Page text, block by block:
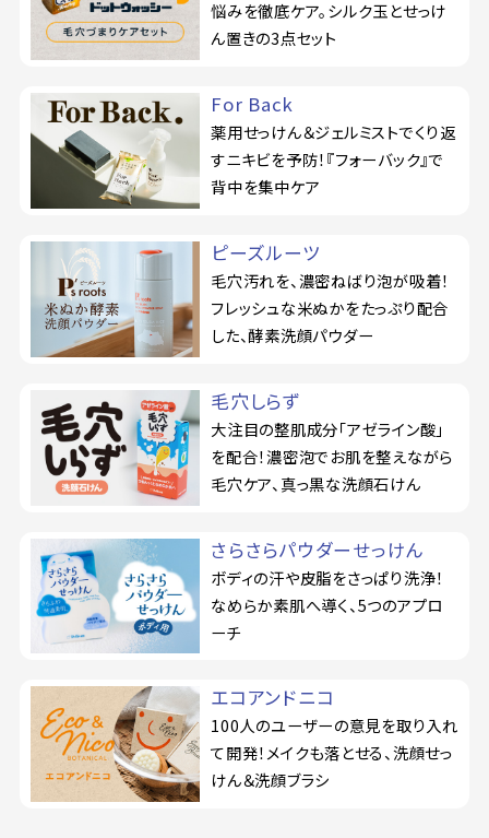
悩みを徹底ケア。シルク玉とせっけ
ん置きの3点セット
For Back
薬用せっけん＆ジェルミストでくり返
すニキビを予防！『フォーバック』で
背中を集中ケア
ピーズルーツ
毛穴汚れを、濃密ねばり泡が吸着！
フレッシュな米ぬかをたっぷり配合
した、酵素洗顔パウダー
毛穴しらず
大注目の整肌成分「アゼライン酸」
を配合！濃密泡でお肌を整えながら
毛穴ケア、真っ黒な洗顔石けん
さらさらパウダーせっけん
ボディの汗や皮脂をさっぱり洗浄！
なめらか素肌へ導く、5つのアプロ
ーチ
エコアンドニコ
100人のユーザーの意見を取り入れ
て開発！メイクも落とせる、洗顔せっ
けん＆洗顔ブラシ